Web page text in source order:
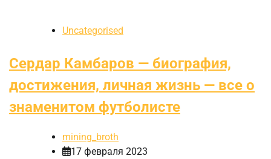
Uncategorised
Сердар Камбаров — биография,
достижения, личная жизнь — все о
знаменитом футболисте
mining_broth
17 февраля 2023